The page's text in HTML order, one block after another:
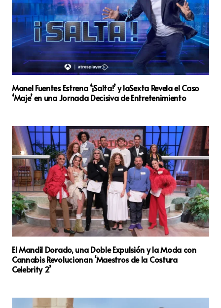
Manel Fuentes Estrena ‘¡Salta!’ y laSexta Revela el Caso
‘Maje’ en una Jornada Decisiva de Entretenimiento
El Mandil Dorado, una Doble Expulsión y la Moda con
Cannabis Revolucionan ‘Maestros de la Costura
Celebrity 2’